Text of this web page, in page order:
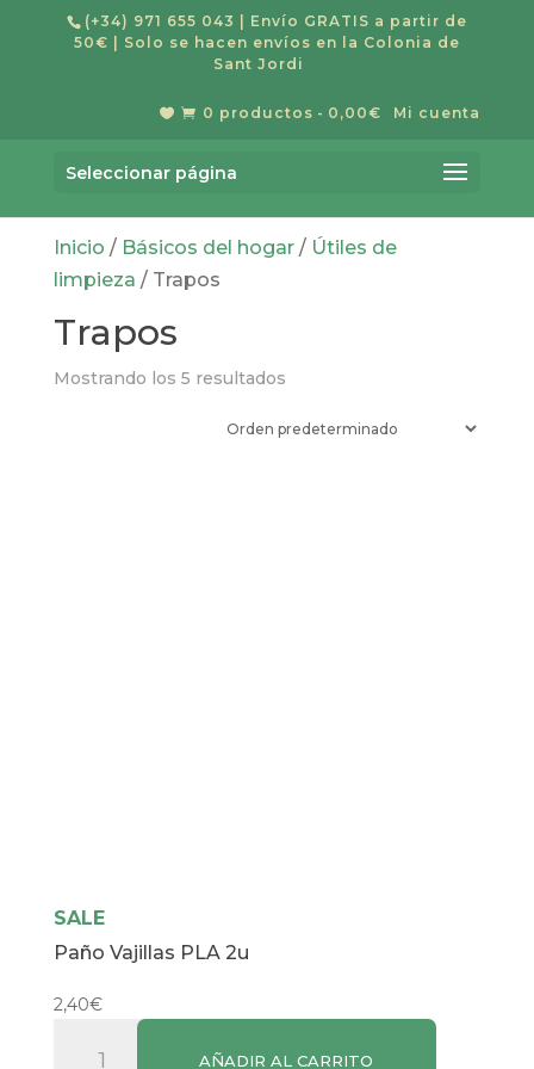
(+34) 971 655 043
| Envío GRATIS a partir de
50€ | Solo se hacen envíos en la Colonia de
Sant Jordi
Mi cuenta
  0 productos 0,00€
Seleccionar página
Búsqueda
productos
Inicio / Básicos del hogar/ Útiles de
limpieza / Trapos
Trapos
Mostrando los 5 resultados
SALE
Paño Vajillas PLA 2u
2,40€
AÑADIR AL CARRITO